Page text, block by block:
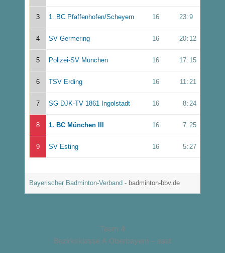
3 1. BC Pfaffenhofen/Scheyern 16 23:9
4 SV Germering 16 20: 12
5 Polizei-SV München 16 17: 15
6 TSV Erding 16 11:21
7 SG DJK-TV 1861 Ingolstadt 16 8:24
8 1. BC München III 16 7:25
9 SV Esting 16 5:27
Bayerischer Badminton-Verband - badminton-bbv.de
Team 4
Bezirksklasse A Oberbayern – east